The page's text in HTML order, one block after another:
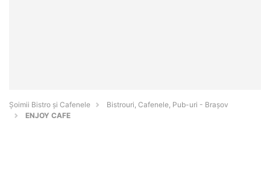
Șoimii Bistro și Cafenele
Bistrouri, Cafenele, Pub-uri - Braşov
ENJOY CAFE